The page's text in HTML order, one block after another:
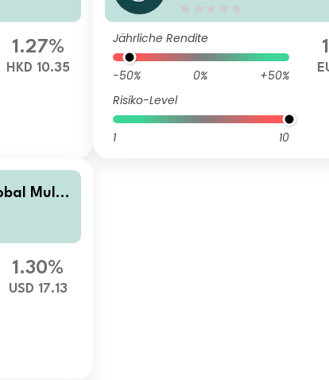
1.27%
HKD 10.35
d)
Jährliche Rendite
-50% 0%
+50%
Risiko-Level
1 10
Multi
Fund
1.30%
USD 17.13